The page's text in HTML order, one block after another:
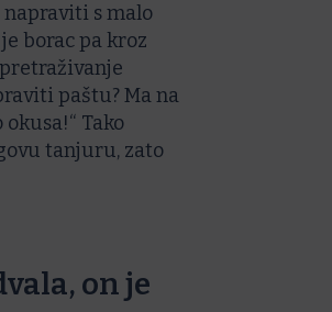
napraviti s malo
borac pa kroz
paštu? Ma na
Tako
tanjuru, zato
on je